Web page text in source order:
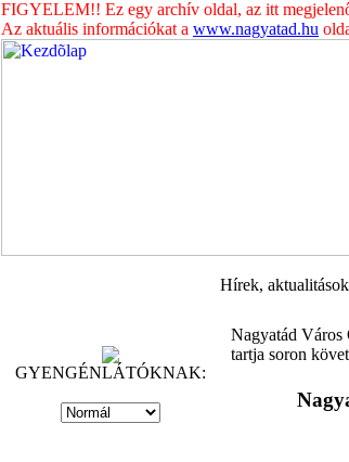
FIGYELEM!! Ez egy archív oldal, az itt
Az aktuális információkat a www.nagyatad.hu
GYENGÉNLÁTÓKNAK:
Hírek, aktualitások
Nagyatád Város
tartja soron